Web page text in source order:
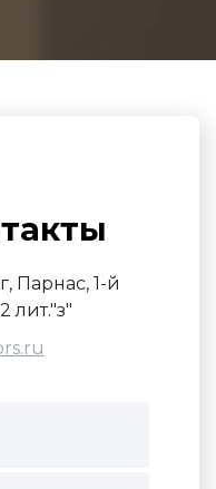
Парнас, 1-й
лит."з"